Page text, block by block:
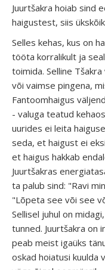
Juurtšakra hoiab sind
haigustest, siis
Selles kehas, kus on
tööta korralikult ja
toimida. Selline
või vaimse pingena,
Fantoomhaigus
- valuga teatud
uurides ei leita
seda, et haigust ei
et haigus hakkab
Juurtšakras
ta palub sind: "Ravi
"Lõpeta see või see
Sellisel juhul on
tunned. Juurtšakra on
peab meist igaüks
oskad hoiatusi kuulda